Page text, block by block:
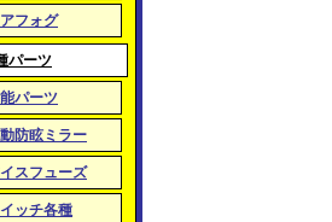
フォグ
パーツ
パーツ
防眩ミラー
スフューズ
ッチ各種